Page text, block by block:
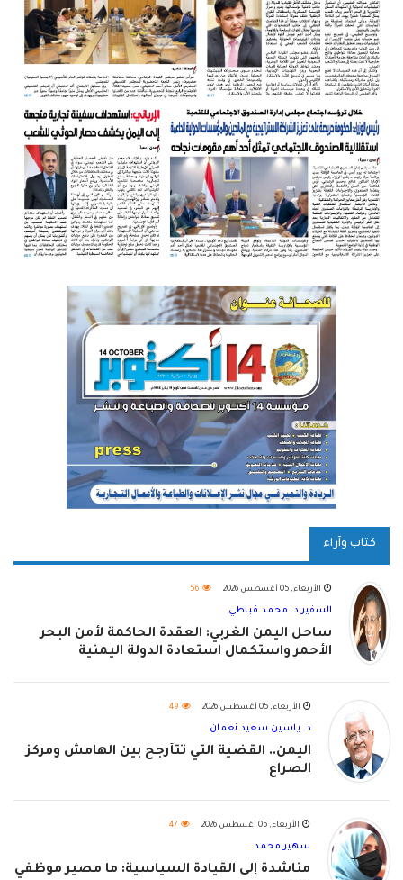
كتاب وآراء
الأربعاء, 05 أغسطس 2026 56
السفير د. محمد قباطي
ساحل اليمن الغربي: العقدة الحاكمة لأمن البحر
الأحمر واستكمال استعادة الدولة اليمنية
الأربعاء, 05 أغسطس 2026 49
د. ياسين سعيد نعمان
اليمن.. القضية التي تتأرجح بين الهامش ومركز
الصراع
الأربعاء, 05 أغسطس 2026 47
سهير محمد
مناشدة إلى القيادة السياسية: ما مصير موظفي